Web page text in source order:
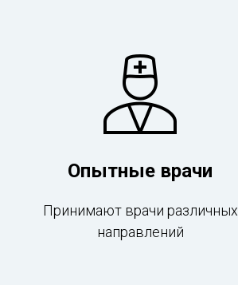
Опытные врачи
Принимают врачи различных
направлений